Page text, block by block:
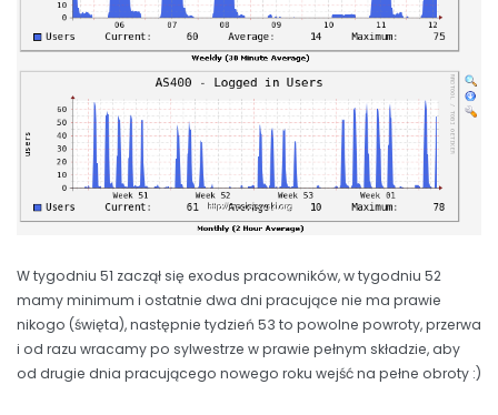
W tygodniu 51 zaczął się exodus pracowników, w tygodniu 52
mamy minimum i ostatnie dwa dni pracujące nie ma prawie
nikogo (święta), następnie tydzień 53 to powolne powroty, przerwa
i od razu wracamy po sylwestrze w prawie pełnym składzie, aby
od drugie dnia pracującego nowego roku wejść na pełne obroty :)